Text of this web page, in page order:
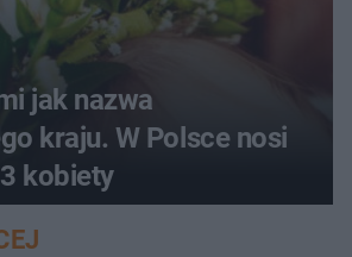
jak nazwa
kraju. W Polsce nosi
kobiety